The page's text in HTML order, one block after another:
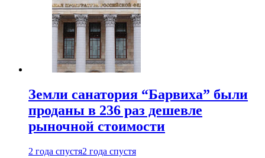
Земли санатория “Барвиха” были
проданы в 236 раз дешевле
рыночной стоимости
2 года спустя2 года спустя